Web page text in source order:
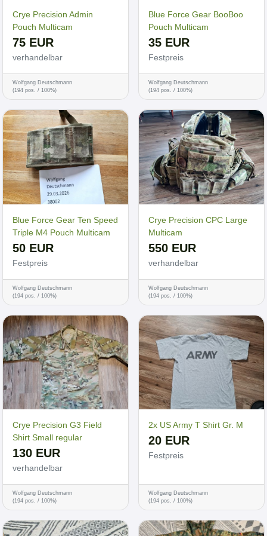
Crye Precision Admin
Pouch Multicam
75 EUR
verhandelbar
Wolfgang Deutschmann
(194 pos. / 100%)
Blue Force Gear BooBoo
Pouch Multicam
35 EUR
Festpreis
Wolfgang Deutschmann
(194 pos. / 100%)
Blue Force Gear Ten Speed
Triple M4 Pouch Multicam
50 EUR
Festpreis
Wolfgang Deutschmann
(194 pos. / 100%)
Crye Precision CPC Large
Multicam
550 EUR
verhandelbar
Wolfgang Deutschmann
(194 pos. / 100%)
Crye Precision G3 Field
Shirt Small regular
130 EUR
verhandelbar
Wolfgang Deutschmann
(194 pos. / 100%)
2x US Army T Shirt Gr. M
20 EUR
Festpreis
Wolfgang Deutschmann
(194 pos. / 100%)